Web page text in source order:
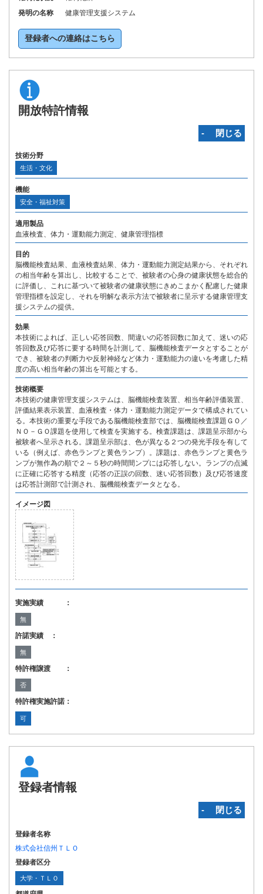
発明の名称
健康管理支援システム
登録者への連絡はこちら
開放特許情報
‐ 閉じる
技術分野
生活・文化
機能
安全・福祉対策
適用製品
血液検査、体力・運動能力測定、健康管理指標
目的
脳機能検査結果、血液検査結果、体力・運動能力測定結果から、それぞれ
の相当年齢を算出し、比較することで、被験者の心身の健康状態を総合的
に評価し、これに基づいて被験者の健康状態にきめこまかく配慮した健康
管理指標を設定し、それを明解な表示方法で被験者に呈示する健康管理支
援システムの提供。
効果
本技術によれば、正しい応答回数、間違いの応答回数に加えて、迷いの応
答回数及び応答に要する時間を計測して、脳機能検査データとすることが
でき、被験者の判断力や反射神経など体力・運動能力の違いを考慮した精
度の高い相当年齢の算出を可能とする。
技術概要
本技術の健康管理支援システムは、脳機能検査装置、相当年齢評価装置、
評価結果表示装置、血液検査・体力・運動能力測定データで構成されてい
る。本技術の重要な手段である脳機能検査部では、脳機能検査課題ＧＯ／
ＮＯ－ＧＯ課題を使用して検査を実施する。検査課題は、課題呈示部から
被験者へ呈示される。課題呈示部は、色が異なる２つの発光手段を有して
いる（例えば、赤色ランプと黄色ランプ）。課題は、赤色ランプと黄色ラ
ンプが無作為の順で２～５秒の時間間ンプには応答しない。ランプの点滅
に正確に応答する精度（応答の正誤の回数、迷い応答回数）及び応答速度
は応答計測部で計測され、脳機能検査データとなる。
イメージ図
実施実績 ：
無
許諾実績 ：
無
特許権譲渡 ：
否
特許権実施許諾：
可
登録者情報
‐ 閉じる
登録者名称
株式会社信州ＴＬＯ
登録者区分
大学・ＴＬＯ